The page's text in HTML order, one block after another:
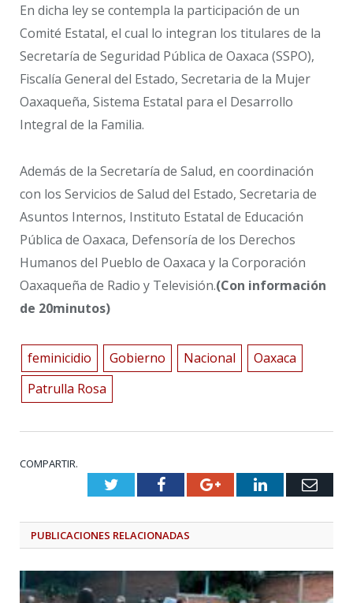
En dicha ley se contempla la participación de un
Comité Estatal, el cual lo integran los titulares de la
Secretaría de Seguridad Pública de Oaxaca (SSPO),
Fiscalía General del Estado, Secretaria de la Mujer
Oaxaqueña, Sistema Estatal para el Desarrollo
Integral de la Familia.
Además de la Secretaría de Salud, en coordinación
con los Servicios de Salud del Estado, Secretaria de
Asuntos Internos, Instituto Estatal de Educación
Pública de Oaxaca, Defensoría de los Derechos
Humanos del Pueblo de Oaxaca y la Corporación
Oaxaqueña de Radio y Televisión.(Con información
de 20minutos)
feminicidio Gobierno Nacional
Oaxaca
Patrulla Rosa
COMPARTIR.
TwitterFacebookGoogle+LinkedIn
PUBLICACIONES RELACIONADAS